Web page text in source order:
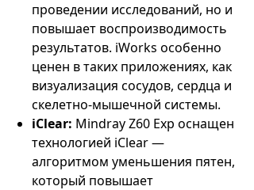
проведении исследований, но и
повышает воспроизводимость
результатов. iWorks особенно
ценен в таких приложениях, как
визуализация сосудов, сердца и
скелетно-мышечной системы.
iClear: Mindray Z60 Exp оснащен
технологией iClear —
алгоритмом уменьшения пятен,
который повышает